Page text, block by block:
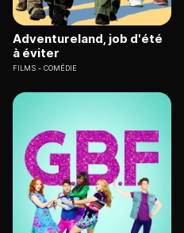
Adventureland, job d'été
à éviter
FILMS COMÉDIE